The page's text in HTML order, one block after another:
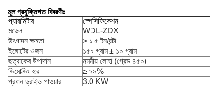
মূল প্রযুক্তিগত বিবরণীঃ
প্যারামিটার
স্পেসিফিকেশন
মডেল
WDL-ZDX
উৎপাদন ক্ষমতা
≥ ১.৫ টন/ঘন্টা
ইঙ্গোটের ওজন
১৫০ গ্রাম ± ১০ গ্রাম
ছত্রাকের উপাদান
নমনীয় লোহা (গ্রেড ৪৫০)
ডিমোল্ডিং হার
≥ ৯৯%
প্রধান ড্রাইভ পাওয়ার
3.0 KW